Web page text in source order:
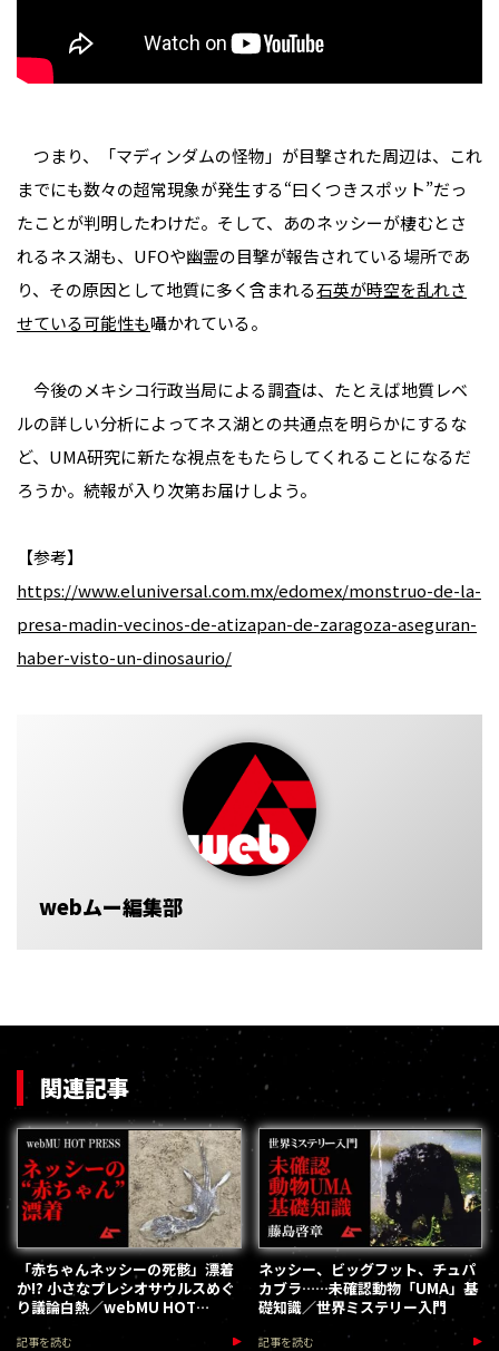
つまり、「マディンダムの怪物」が目撃された周辺は、これ
までにも数々の超常現象が発生する“曰くつきスポット”だっ
たことが判明したわけだ。そして、あのネッシーが棲むとさ
れるネス湖も、UFOや幽霊の目撃が報告されている場所であ
り、その原因として地質に多く含まれる石英が時空を乱れさ
せている可能性も囁かれている。
今後のメキシコ行政当局による調査は、たとえば地質レベ
ルの詳しい分析によってネス湖との共通点を明らかにするな
ど、UMA研究に新たな視点をもたらしてくれることになるだ
ろうか。続報が入り次第お届けしよう。
【参考】
https://www.eluniversal.com.mx/edomex/monstruo-de-la-
presa-madin-vecinos-de-atizapan-de-zaragoza-aseguran-
haber-visto-un-dinosaurio/
webムー編集部
関連記事
「赤ちゃんネッシーの死骸」漂着
か!? 小さなプレシオサウルスめぐ
り議論白熱／webMU HOT
PRESS
記事を読む
ネッシー、ビッグフット、チュパ
カブラ……未確認動物「UMA」基
礎知識／世界ミステリー入門
記事を読む